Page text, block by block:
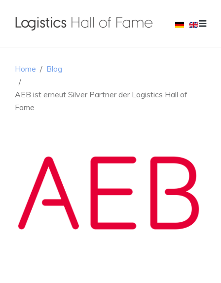
Home Blog
AEB ist erneut Silver Partner der Logistics Hall of
Fame